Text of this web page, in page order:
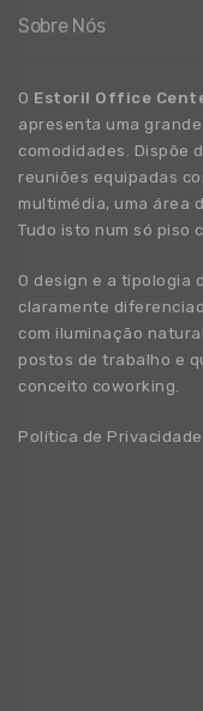
Sobre Nós
O Estoril Office
apresenta uma grande
comodidades. Dispõe
reuniões equipadas
multimédia, uma área
Tudo isto num só piso
O design e a tipologia
claramente
com iluminação
postos de trabalho e
conceito coworking.
Política de Privacidade